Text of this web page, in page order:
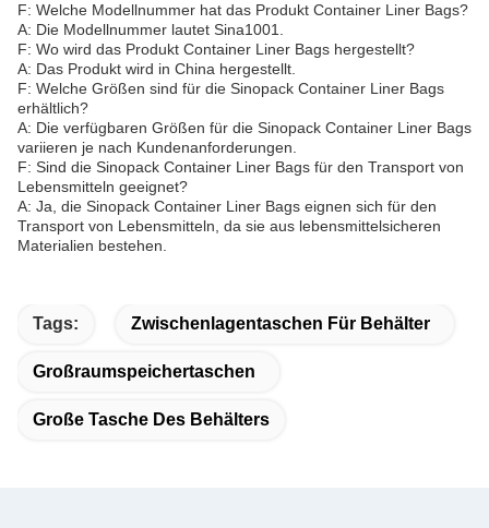
F: Welche Modellnummer hat das Produkt Container Liner Bags?
A: Die Modellnummer lautet Sina1001.
F: Wo wird das Produkt Container Liner Bags hergestellt?
A: Das Produkt wird in China hergestellt.
F: Welche Größen sind für die Sinopack Container Liner Bags
erhältlich?
A: Die verfügbaren Größen für die Sinopack Container Liner Bags
variieren je nach Kundenanforderungen.
F: Sind die Sinopack Container Liner Bags für den Transport von
Lebensmitteln geeignet?
A: Ja, die Sinopack Container Liner Bags eignen sich für den
Transport von Lebensmitteln, da sie aus lebensmittelsicheren
Materialien bestehen.
Tags: Zwischenlagentaschen Für Behälter
Großraumspeichertaschen
Große Tasche Des Behälters